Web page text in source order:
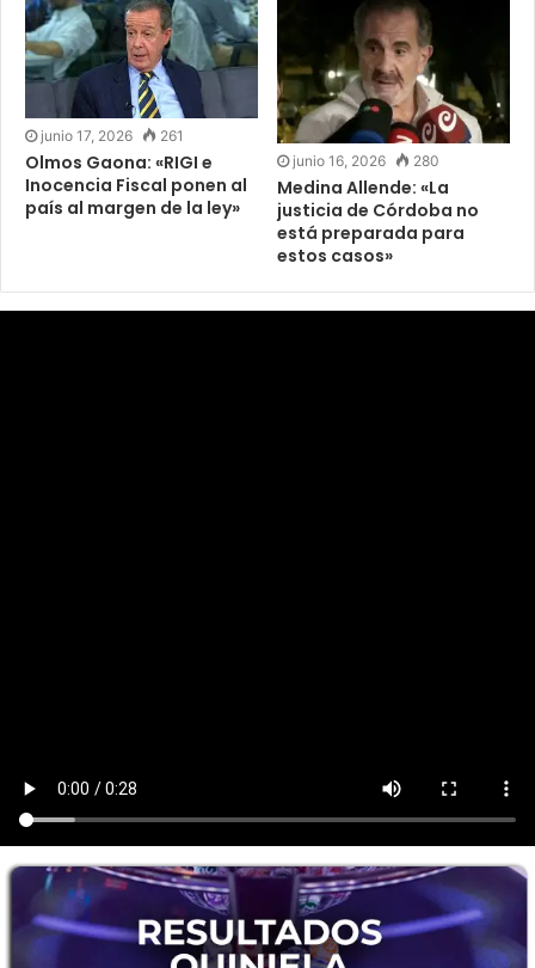
junio 17, 2026 261
Olmos Gaona: «RIGI e
Inocencia Fiscal ponen al
país al margen de la ley»
junio 16, 2026 280
Medina Allende: «La
justicia de Córdoba no
está preparada para
estos casos»